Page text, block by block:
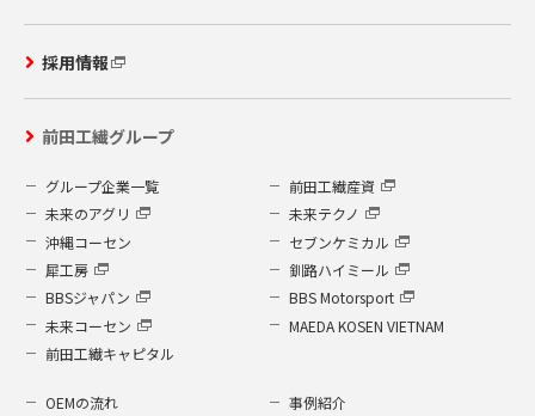
採用情報
前田工繊グループ
グループ企業一覧
前田工繊産資
未来のアグリ
未来テクノ
沖縄コーセン
セブンケミカル
犀工房
釧路ハイミール
BBSジャパン
BBS Motorsport
未来コーセン
MAEDA KOSEN VIETNAM
前田工繊キャピタル
OEMの流れ 事例紹介